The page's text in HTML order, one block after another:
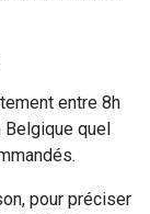
entre 8h
Belgique quel
pour préciser